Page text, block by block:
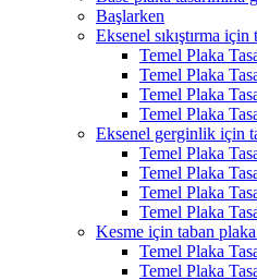
Başlarken
Eksenel sıkıştırma
Temel Plaka
Temel Plaka
Temel Plaka
Temel Plaka
Eksenel gerginlik için
Temel Plaka
Temel Plaka
Temel Plaka
Temel Plaka
Kesme için taban
Temel Plaka
Temel Plaka